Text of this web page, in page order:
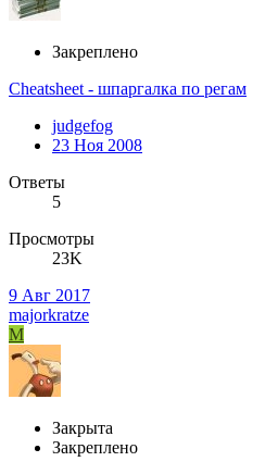
Закреплено
Cheatsheet - шпаргалка по регам
judgefog
23 Ноя 2008
Ответы
5
Просмотры
23K
9 Авг 2017
majorkratze
M
Закрыта
Закреплено